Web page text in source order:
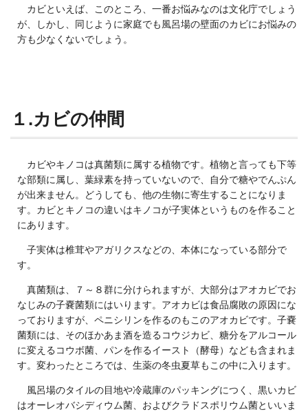
カビといえば、このところ、一番お悩みなのは文化庁でしょう
が、しかし、同じように家庭でも風呂場の壁面のカビにお悩みの
方も少なくないでしょう。
１.カビの仲間
カビやキノコは真菌類に属する植物です。植物と言っても下等
な部類に属し、葉緑素を持っていないので、自分で糖やでんぷん
が出来ません。どうしても、他の生物に寄生することになりま
す。カビとキノコの違いはキノコが子実体というものを作ること
にあります。
子実体は椎茸やアガリクスなどの、本体になっている部分で
す。
真菌類は、７～８群に分けられますが、大部分はアオカビでお
なじみの子嚢菌類にはいります。アオカビは食品腐敗の原因にな
っておりますが、ペニシリンを作るのもこのアオカビです。子嚢
菌類には、そのほかあま酒を造るコウジカビ、糖分をアルコール
に変えるコウボ菌、パンを作るイースト（酵母）なども含まれま
す。変わったところでは、生薬の冬虫夏草もこの中に入ります。
風呂場のタイルの目地や冷蔵庫のパッキングにつく、黒いカビ
はオーレオバシディウム菌、およびクラドスポリウム菌といいま